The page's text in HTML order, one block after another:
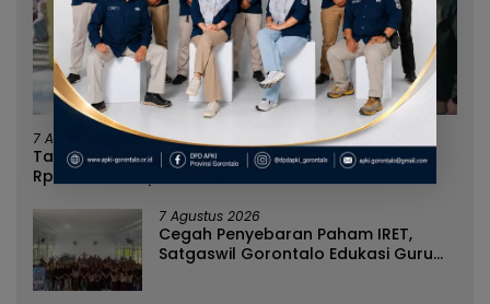
7 Agustus 2026
Tanpa Kehadiran Wali Kota, Pemprov Salurkan
Rp987 Juta Kepada 395 Pelaku UMKM Kota
7 Agustus 2026
Cegah Penyebaran Paham IRET,
Satgaswil Gorontalo Edukasi Guru